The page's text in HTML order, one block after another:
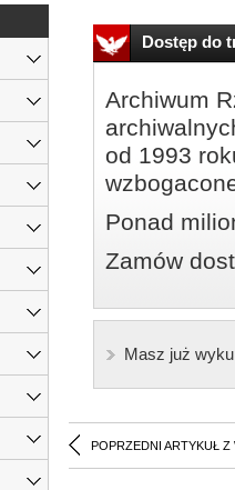
Dostęp do
Archiwum
od 1993
Ponad
Zamów
Masz już
POPRZEDNI ARTYKUŁ Z